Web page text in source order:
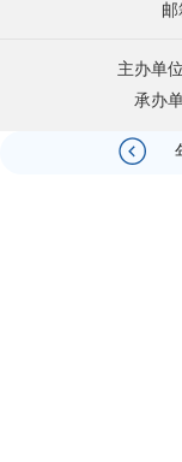
邮
主办单
承办